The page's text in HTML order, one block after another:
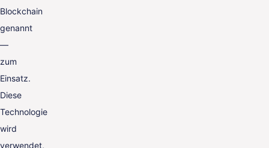
Blockchain
genannt
—
zum
Einsatz.
Diese
Technologie
wird
verwendet,